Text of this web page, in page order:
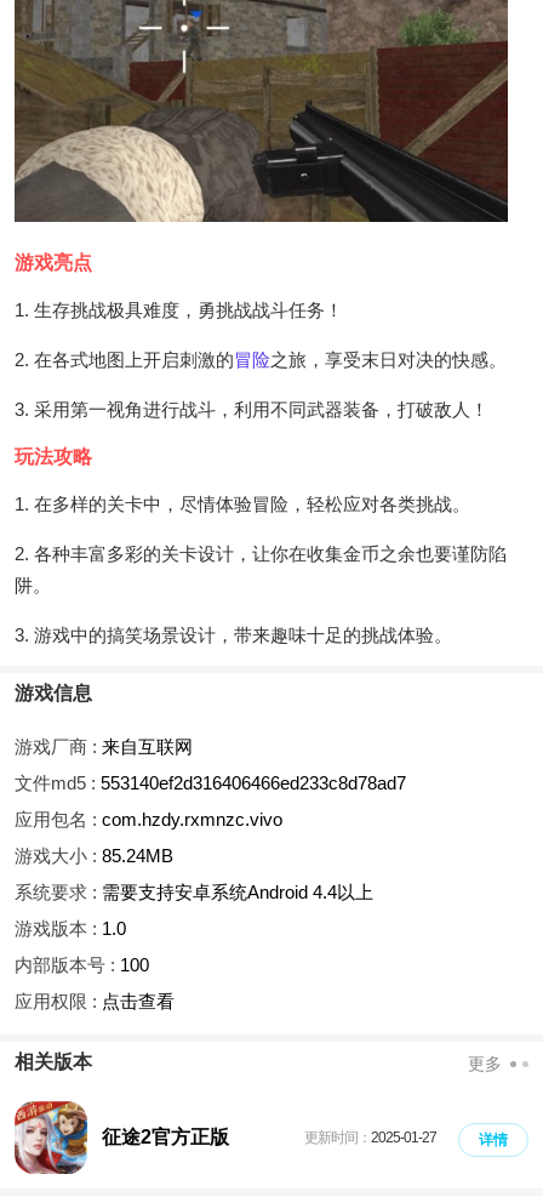
游戏亮点
1. 生存挑战极具难度，勇挑战战斗任务！
2. 在各式地图上开启刺激的冒险之旅，享受末日对决的快感。
3. 采用第一视角进行战斗，利用不同武器装备，打破敌人！
玩法攻略
1. 在多样的关卡中，尽情体验冒险，轻松应对各类挑战。
2. 各种丰富多彩的关卡设计，让你在收集金币之余也要谨防陷
阱。
3. 游戏中的搞笑场景设计，带来趣味十足的挑战体验。
游戏信息
游戏厂商 : 来自互联网
文件md5 : 553140ef2d316406466ed233c8d78ad7
应用包名 : com.hzdy.rxmnzc.vivo
游戏大小 : 85.24MB
系统要求 : 需要支持安卓系统Android 4.4以上
游戏版本 : 1.0
内部版本号 : 100
应用权限 : 点击查看
相关版本 更多
征途2官方正版 更新时间： 2025-01-27 详情